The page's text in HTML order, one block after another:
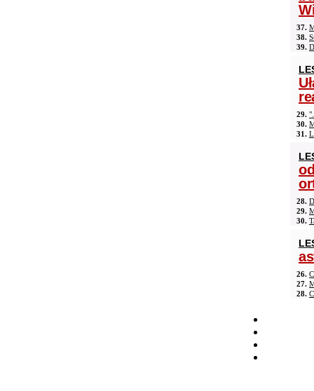
37.
38.
39.
29.
30.
31.
28.
29.
30.
26.
27.
28.